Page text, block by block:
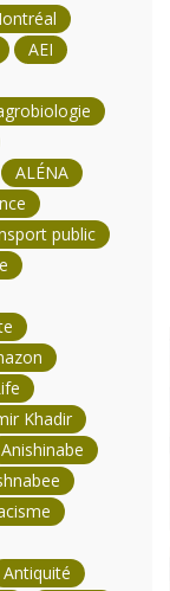
AEI
ALÉNA
public
Khadir
Anishinabe
Antiquité